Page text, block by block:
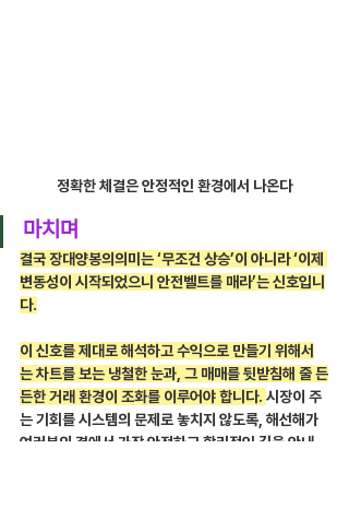
정확한 체결은 안정적인 환경에서 나온다
마치며
결국 장대양봉의의미는 ‘무조건 상승’이 아니라 ‘이제
변동성이 시작되었으니 안전벨트를 매라’는 신호입니
다.
이 신호를 제대로 해석하고 수익으로 만들기 위해서
는 차트를 보는 냉철한 눈과, 그 매매를 뒷받침해 줄 든
든한 거래 환경이 조화를 이루어야 합니다. 시장이 주
는 기회를 시스템의 문제로 놓치지 않도록, 해선해가
여러분의 곁에서 가장 안전하고 합리적인 길을 안내